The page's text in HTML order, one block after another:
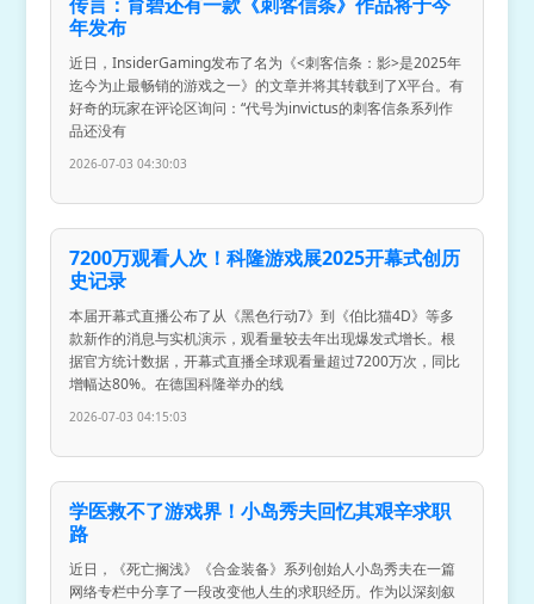
年发布
近日，InsiderGaming发布了名为《<刺客信条：影>是2025年
迄今为止最畅销的游戏之一》的文章并将其转载到了X平台。有
好奇的玩家在评论区询问：“代号为invictus的刺客信条系列作
品还没有
2026-07-03 04:30:03
7200万观看人次！科隆游戏展2025开幕式创历
史记录
本届开幕式直播公布了从《黑色行动7》到《伯比猫4D》等多
款新作的消息与实机演示，观看量较去年出现爆发式增长。根
据官方统计数据，开幕式直播全球观看量超过7200万次，同比
增幅达80%。在德国科隆举办的线
2026-07-03 04:15:03
学医救不了游戏界！小岛秀夫回忆其艰辛求职
路
近日，《死亡搁浅》《合金装备》系列创始人小岛秀夫在一篇
网络专栏中分享了一段改变他人生的求职经历。作为以深刻叙